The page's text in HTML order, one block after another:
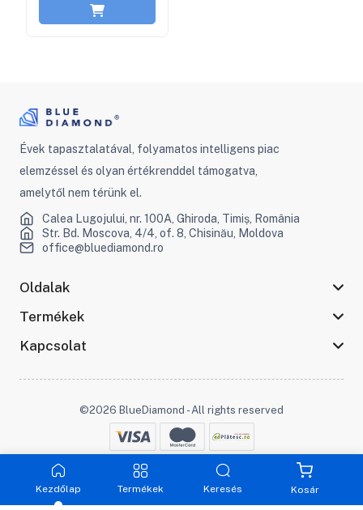
Kezdőlap Termékek Keresés Kosár
Évek tapasztalatával, folyamatos intelligens piac
elemzéssel és olyan értékrenddel támogatva,
amelytől nem térünk el.
Calea Lugojului, nr. 100A, Ghiroda, Timiș, România
Str. Bd. Moscova, 4/4, of. 8, Chisinău, Moldova
office@bluediamond.ro
Oldalak
Termékek
Kapcsolat
©2026 BlueDiamond - All rights reserved
Maradjon kapcsolatban :